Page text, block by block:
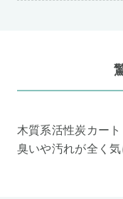
木質系活性炭カー
臭いや汚れが全く